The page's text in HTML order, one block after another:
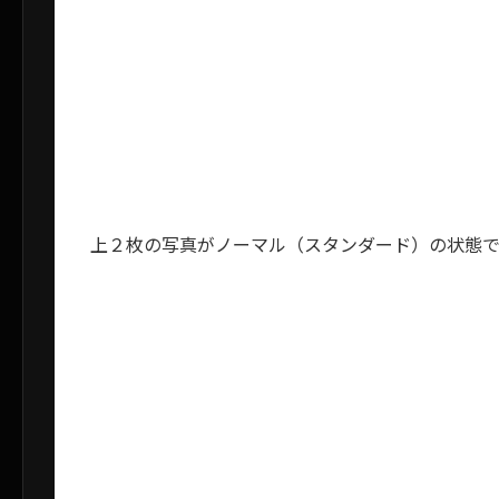
上２枚の写真がノーマル（スタンダード）の状態